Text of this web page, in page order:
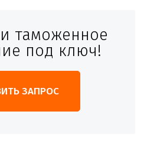
таможенное
под ключ!
ЗАПРОС